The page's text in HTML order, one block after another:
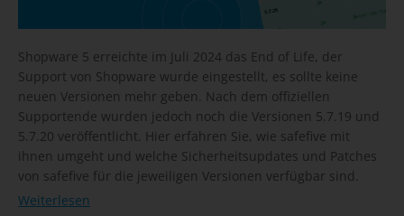
Shopware 5 erreichte im Juli 2024 das End of Life, der
Support von Shopware wurde eingestellt, es sollte keine
neuen Versionen mehr geben. Nach dem offiziellen
Supportende wurden jedoch noch die Versionen 5.7.19 und
5.7.20 veröffentlicht. Hier erfahren Sie, wie safefive mit
ihnen umgeht und welche Sicherheitsupdates und Patches
von safefive für die jeweiligen Versionen verfügbar sind.
Weiterlesen